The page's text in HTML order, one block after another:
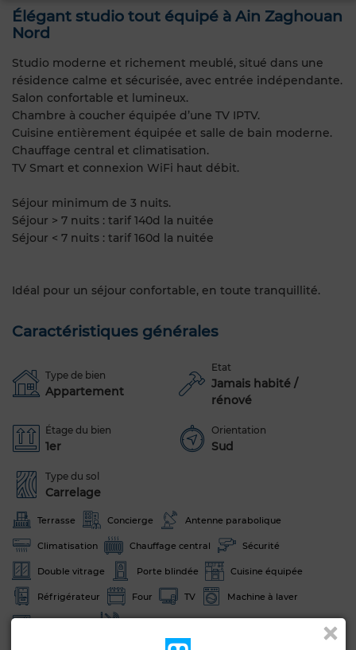
Élégant studio tout équipé à Ain Zaghouan
Nord
Studio moderne et richement meublé, situé dans une
résidence calme et sécurisée, avec entrée indépendante.
Salon confortable et lumineux.
Chambre à coucher équipée d’une TV IPTV.
Cuisine entièrement équipée et salle de bain moderne.
Chauffage central et climatisation.
TV Smart et connexion WiFi haut débit.
Séjour minimum de 3 nuits.
Séjour > 7 nuits : tarif 140d la nuitée
Séjour < 7 nuits : tarif 160d la nuitée
Idéal pour un séjour confortable, en toute tranquillité.
Caractéristiques générales
Type de bien
Appartement
Etat
Jamais habité /
rénové
Étage du bien
1er
Orientation
Sud
Type du sol
Carrelage
Terrasse Concierge Antenne parabolique
Climatisation Chauffage central Sécurité
Double vitrage Porte blindée Cuisine équipée
Réfrigérateur Four TV Machine à laver
Micro-ondes Internet
Animaux domestiques autorisés